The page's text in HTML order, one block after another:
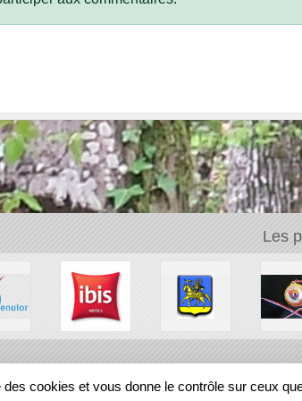
Les
des cookies et vous donne le contrôle sur ceux